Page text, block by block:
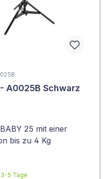
A0025B Schwarz
25 mit einer
bis zu 4 Kg
5 Tage